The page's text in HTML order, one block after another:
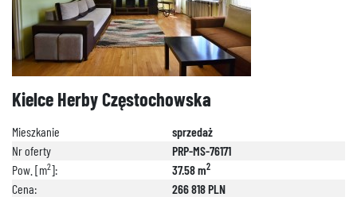
Kielce Herby Częstochowska
Mieszkanie
sprzedaż
Nr oferty
PRP-MS-76171
Pow. [m2]: 37.58 m2
Cena:
266 818 PLN